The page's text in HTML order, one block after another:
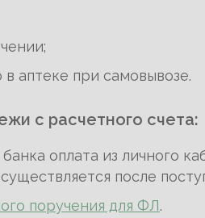
аптеке при самовывозе.
с расчетного счета:
оплата из личного
после
поручения для ФЛ.